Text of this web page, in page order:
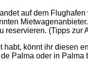
auf dem
reservieren. (Tipps zur
könnt ihr diesen
Palma oder in